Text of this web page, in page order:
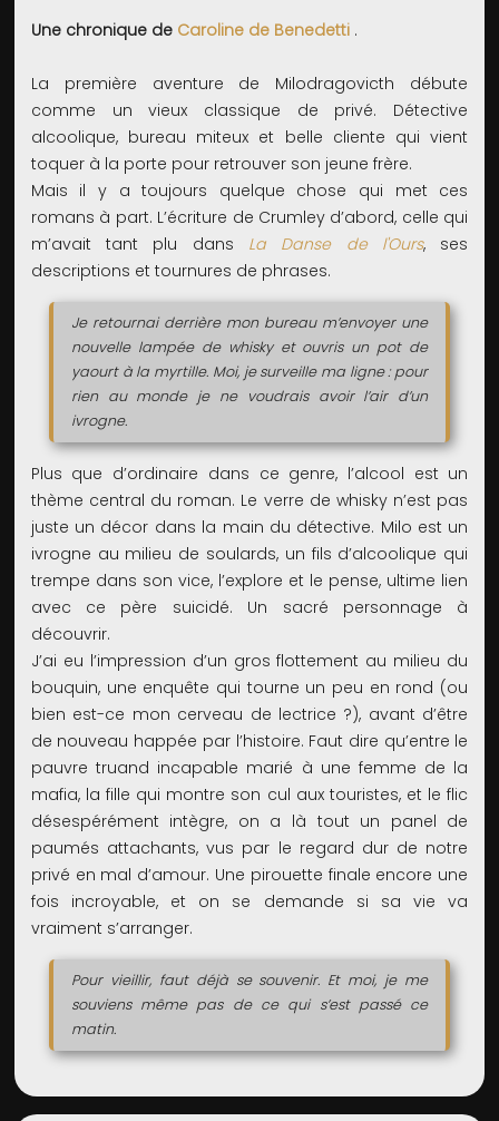
Une chronique de Caroline de Benedetti .
La première aventure de Milodragovicth débute
comme un vieux classique de privé. Détective
alcoolique, bureau miteux et belle cliente qui vient
toquer à la porte pour retrouver son jeune frère.
Mais il y a toujours quelque chose qui met ces
romans à part. L’écriture de Crumley d’abord, celle qui
m’avait tant plu dans La Danse de l'Ours, ses
descriptions et tournures de phrases.
Je retournai derrière mon bureau m’envoyer une
nouvelle lampée de whisky et ouvris un pot de
yaourt à la myrtille. Moi, je surveille ma ligne : pour
rien au monde je ne voudrais avoir l’air d’un
ivrogne.
Plus que d’ordinaire dans ce genre, l’alcool est un
thème central du roman. Le verre de whisky n’est pas
juste un décor dans la main du détective. Milo est un
ivrogne au milieu de soulards, un fils d’alcoolique qui
trempe dans son vice, l’explore et le pense, ultime lien
avec ce père suicidé. Un sacré personnage à
découvrir.
J’ai eu l’impression d’un gros flottement au milieu du
bouquin, une enquête qui tourne un peu en rond (ou
bien est-ce mon cerveau de lectrice ?), avant d’être
de nouveau happée par l’histoire. Faut dire qu’entre le
pauvre truand incapable marié à une femme de la
mafia, la fille qui montre son cul aux touristes, et le flic
désespérément intègre, on a là tout un panel de
paumés attachants, vus par le regard dur de notre
privé en mal d’amour. Une pirouette finale encore une
fois incroyable, et on se demande si sa vie va
vraiment s’arranger.
Pour vieillir, faut déjà se souvenir. Et moi, je me
souviens même pas de ce qui s’est passé ce
matin.